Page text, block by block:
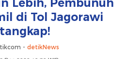
Lebih, Pembunuh
di Tol Jagorawi
- detikNews